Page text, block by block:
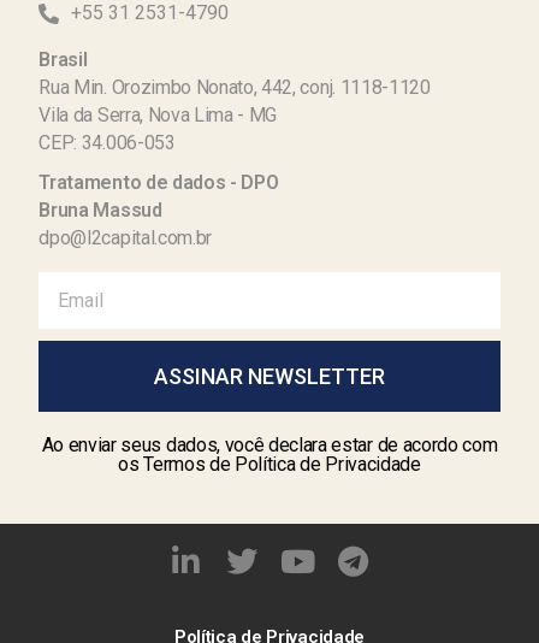
+55 31 2531-4790
Brasil
Rua Min. Orozimbo Nonato, 442, conj. 1118-1120
Vila da Serra, Nova Lima - MG
CEP: 34.006-053
Tratamento de dados - DPO
Bruna Massud
dpo@l2capital.com.br
ASSINAR NEWSLETTER
Ao enviar seus dados, você declara estar de acordo com
os Termos de Política de Privacidade
Política de Privacidade